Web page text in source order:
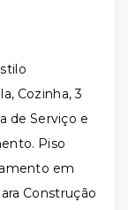
Cozinha, 3
de Serviço e
Piso
em
Construção